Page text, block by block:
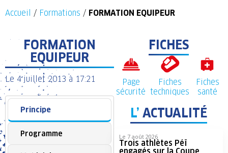
Accueil / Formations / FORMATION EQUIPEUR
FORMATION
EQUIPEUR
Le 4 juillet 2013 à 17:21
Principe
Programme
FICHES
Page
sécurité
Fiches
techniques
Fiches
santé
L’ ACTUALITÉ
Le 7 août 2026
Trois athlètes Péï